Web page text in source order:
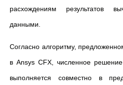
расхождениям результатов
данными.
Согласно алгоритму,
в Ansys CFX, численное
выполняется совместно в